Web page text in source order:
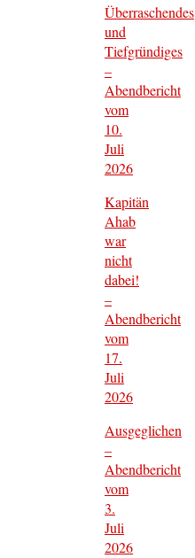
Überraschendes
und
Tiefgründiges
–
Abendbericht
vom
10.
Juli
2026
Kapitän
Ahab
war
nicht
dabei!
–
Abendbericht
vom
17.
Juli
2026
Ausgeglichen
–
Abendbericht
vom
3.
Juli
2026